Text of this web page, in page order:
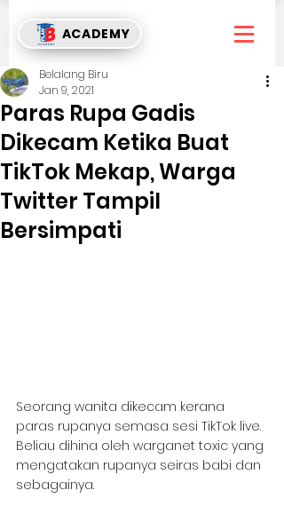
ACADEMY
Paras Rupa Gadis
Dikecam Ketika Buat
TikTok Mekap, Warga
Twitter Tampil
Bersimpati
Belalang Biru
Jan 9, 2021
Seorang wanita dikecam kerana
paras rupanya semasa sesi TikTok live.
Beliau dihina oleh warganet toxic yang
mengatakan rupanya seiras babi dan
sebagainya.